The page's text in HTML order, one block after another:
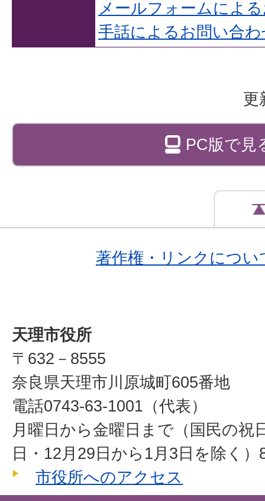
メールフォームによ
手話によるお問い合
更
PC版で見
著作権・リンクについ
天理市役所
〒632－8555
奈良県天理市川原城町605番地
電話0743-63-1001（代表）
月曜日から金曜日まで（国民の祝
日・12月29日から1月3日を除く
市役所へのアクセス